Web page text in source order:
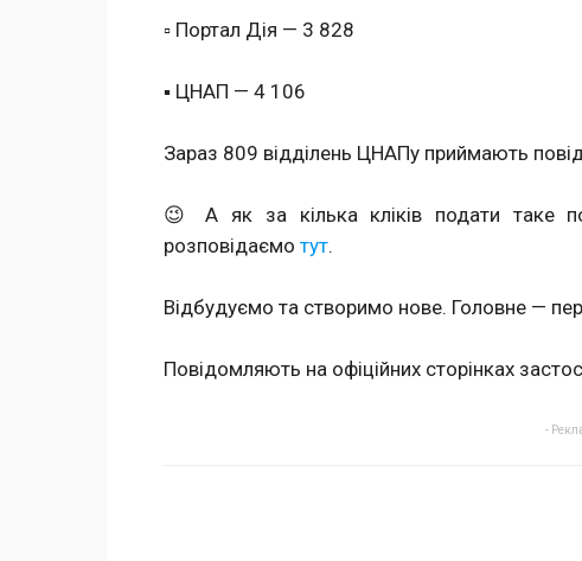
▫️ Портал Дія — 3 828
▪️ ЦНАП — 4 106
Зараз 809 відділень ЦНАПу приймають
😉 А як за кілька кліків подати таке
розповідаємо тут.
Відбудуємо та створимо нове. Головне —
Повідомляють на офіційних сторінках
-